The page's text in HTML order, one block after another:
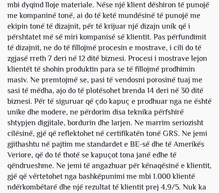
mbi dyqind lloje materiale. Nëse një klient dëshiron të punojë
me kompaninë tonë, ai do të ketë mundësinë të punojë me
ekipin tonë të dizajnit, për të krijuar një dizajn unik që i
përshtatet më së miri kompanisë së klientit. Pas përfundimit
të dizajnit, ne do të fillojmë procesin e mostrave, i cili do të
zgjasë rreth 7 deri në 12 ditë biznesi. Procesi i mostrave lejon
klientët të shohin produktin para se të fillojmë prodhimin
masiv. Ne premtojmë se, pasi të vendosni porosinë tuaj me
sasi të mëdha, ajo do të plotësohet brenda 14 deri në 30 ditë
biznesi. Për të siguruar që çdo kapuç e prodhuar nga ne është
unike dhe modere, ne përdorim disa teknika përfshirë
shtypjen digjitale, bordurin dhe larjen. Ne marrim seriozisht
cilësinë, gjë që reflektohet në certifikatën tonë GRS. Ne jemi
gjithashtu në pajtim me standardet e BE-së dhe të Amerikës
Veriore, që do të thotë se kapuçot tona janë edhe të
qëndrueshme. Ne jemi të angazhuar për kënaqësinë e klientit,
gjë që vërtetohet nga bashkëpunimi me mbi 1.000 klientë
ndërkombëtarë dhe një rezultat të klientit prej 4,9/5. Nuk ka